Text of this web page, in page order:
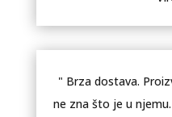
" Brza dostava.
ne zna što je u